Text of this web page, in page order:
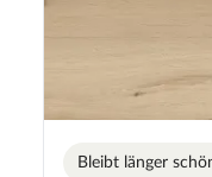
Bleibt länger